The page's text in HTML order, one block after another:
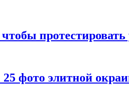
фото элитной